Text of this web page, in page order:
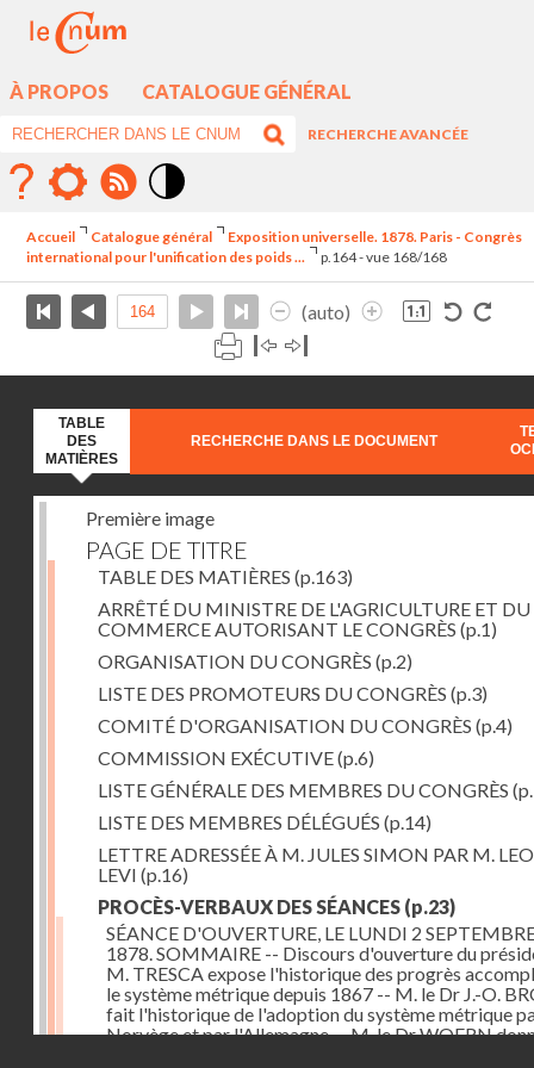
À PROPOS CATALOGUE GÉNÉRAL
RECHERCHE AVANCÉE
élévé
Accueil Catalogue général
Exposition universelle. 1878. Paris - Congrès
international pour l'unification des poids ...
p.164 - vue 168/168
(auto)
TABLE
DES
MATIÈRES
RECHERCHE DANS LE DOCUMENT
Première image
PAGE DE TITRE
TABLE DES MATIÈRES (p.163)
ARRÊTÉ DU MINISTRE DE L'AGRICULTURE ET DU
COMMERCE AUTORISANT LE CONGRÈS (p.1)
ORGANISATION DU CONGRÈS (p.2)
LISTE DES PROMOTEURS DU CONGRÈS (p.3)
COMITÉ D'ORGANISATION DU CONGRÈS (p.4)
COMMISSION EXÉCUTIVE(p.6)
LISTE GÉNÉRALE DES MEMBRES DU CONGRÈS
LISTE DES MEMBRES DÉLÉGUÉS (p.14)
LETTRE ADRESSÉE À M. JULES SIMON PAR M.
LEVI (p.16)
PROCÈS-VERBAUX DES SÉANCES (p.23)
SÉANCE D'OUVERTURE, LE LUNDI 2
1878. SOMMAIRE -- Discours d'ouverture du
M. TRESCA expose l'historique des progrès
le système métrique depuis 1867 -- M. le Dr J.-O.
fait l'historique de l'adoption du système métrique
Norvège et par l'Allemagne -- M. le Dr WOERN